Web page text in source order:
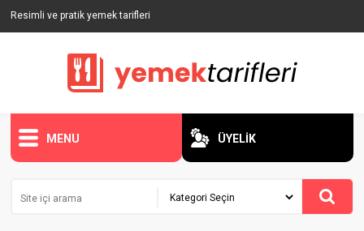
Resimli ve pratik yemek tarifleri
MENU ÜYELİK